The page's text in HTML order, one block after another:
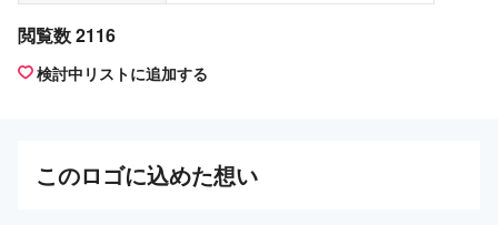
閲覧数 2116
検討中リストに追加する
このロゴに込めた想い